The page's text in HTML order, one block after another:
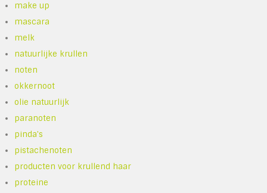
make up
mascara
melk
natuurlijke krullen
noten
okkernoot
olie natuurlijk
paranoten
pinda's
pistachenoten
producten voor krullend haar
proteine